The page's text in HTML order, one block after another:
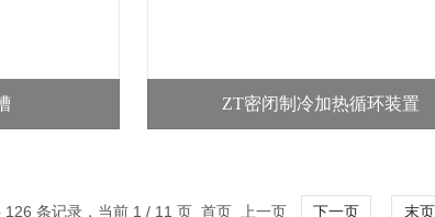
ZT密闭制冷加热循环装置
126 条记录，当前 1 / 11 页 首页 上一页 下一页 末页